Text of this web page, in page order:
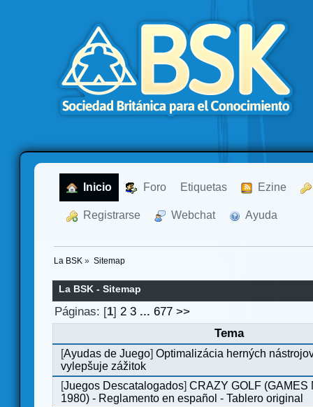
Inicio Foro Etiquetas Ezine
Registrarse Webchat Ayuda
La BSK » Sitemap
La BSK - Sitemap
Páginas: [1]2 3 ...677 >>
Tema
[Ayudas de Juego]Optimalizácia herných
vylepšuje zážitok
[Juegos Descatalogados]CRAZY GOLF (GAMES
1980) - Reglamento en español - Tablero original